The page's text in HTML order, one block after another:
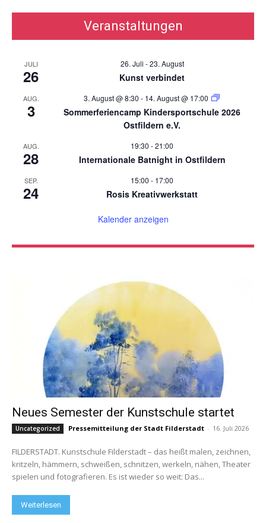
Veranstaltungen
JULI
26
26. Juli -23. August
Kunst verbindet
AUG.
3
3. August @ 8:30 - 14. August @ 17:00
Sommerferiencamp Kindersportschule 2026
Ostfildern e.V.
AUG.
28
19:30 -21:00
Internationale Batnight in Ostfildern
SEP.
24
15:00 - 17:00
Rosis Kreativwerkstatt
Kalender anzeigen
Neues Semester der Kunstschule startet
Uncategorized Pressemitteilung der Stadt Filderstadt - 16. Juli 2026
FILDERSTADT. Kunstschule Filderstadt – das heißt malen, zeichnen,
kritzeln, hämmern, schweißen, schnitzen, werkeln, nähen, Theater
spielen und fotografieren. Es ist wieder so weit: Das...
Weiterlesen